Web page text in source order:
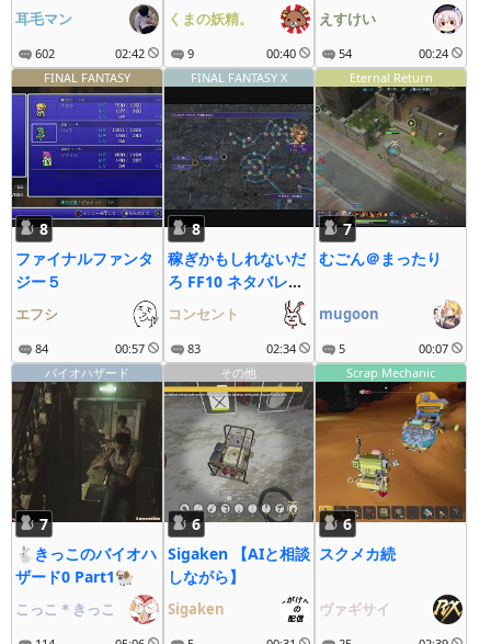
耳毛マン
602 02:42
くまの妖精。
9 00:40
えすけい
54
00:24
FINAL FANTASY
8
ファイナルファンタ
ジー５
エフシ
84 00:57
FINAL FANTASY X
8
稼ぎかもしれないだ
ろ FF10 ネタバレあ
コンセント
83 02:34
Eternal Return
7
むごん＠まったり
mugoon
5
00:07
バイオハザード
7
🐇きっこのバイオハ
ザード0 Part1🐏
こっこ＊きっこ
その他
6
Sigaken 【AIと相談
しながら】
Sigaken
Scrap Mechanic
6
スクメカ続
ヴァギサイ